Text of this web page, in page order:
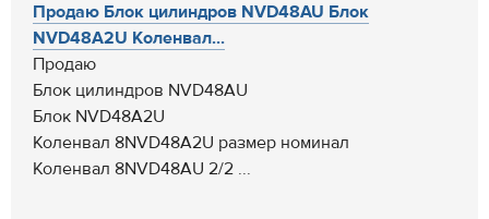
Продаю Блок цилиндров NVD48AU Блок
NVD48A2U Коленвал...
Продаю
Блок цилиндров NVD48AU
Блок NVD48A2U
Коленвал 8NVD48A2U размер номинал
Коленвал 8NVD48AU 2/2 ...